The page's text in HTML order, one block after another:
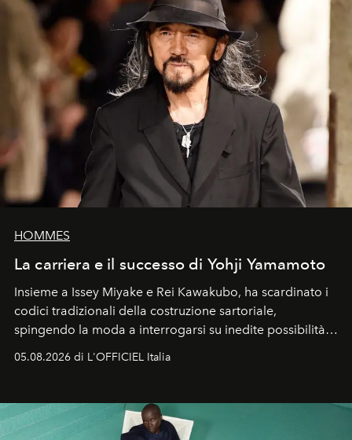
HOMMES
La carriera e il successo di Yohji Yamamoto
Insieme a Issey Miyake e Rei Kawakubo, ha scardinato i
codici tradizionali della costruzione sartoriale,
spingendo la moda a interrogarsi su inedite possibilità
formali e a ridefinire il concetto stesso di silhouette.
un’impronta indelebile nella storia della moda.
05.08.2026 di L'OFFICIEL Italia